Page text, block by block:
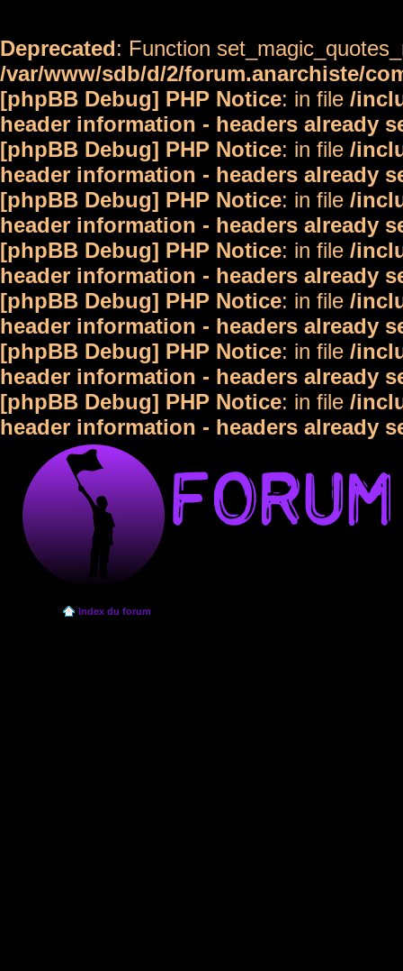
Deprecated: Function
/var/www/sdb/d/2/forum.anarchiste/
[phpBB Debug] PHP Notice: in file /
header information - headers already
[phpBB Debug] PHP Notice: in file /
header information - headers already
[phpBB Debug] PHP Notice: in file /
header information - headers already
[phpBB Debug] PHP Notice: in file /
header information - headers already
[phpBB Debug] PHP Notice: in file /
header information - headers already
[phpBB Debug] PHP Notice: in file /
header information - headers already
[phpBB Debug] PHP Notice: in file /
header information - headers already
Index du forum